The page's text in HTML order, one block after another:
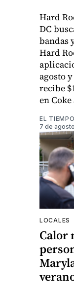
Hard
DC
bandas
Hard
agosto
recibe
en
EL
7 de
LOCALES
Calor